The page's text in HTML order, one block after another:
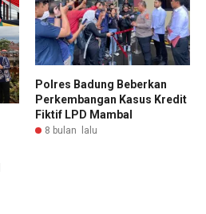
Polres Badung Beberkan
Perkembangan Kasus Kredit
Fiktif LPD Mambal
8 bulan lalu